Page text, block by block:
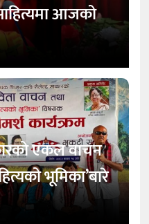
आजको
एकल वाचन
भूमिका’बारे